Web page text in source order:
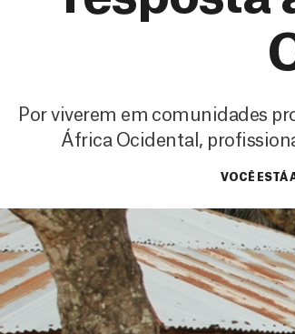
Por viverem em comunidades
África Ocidental,
VOCÊ ESTÁ